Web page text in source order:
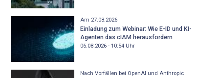
Am 27.08.2026
Einladung zum Webinar: Wie E-ID und KI-
Agenten das cIAM herausfordern
06.08.2026 - 10:54Uhr
Nach Vorfällen bei OpenAI und Anthropic